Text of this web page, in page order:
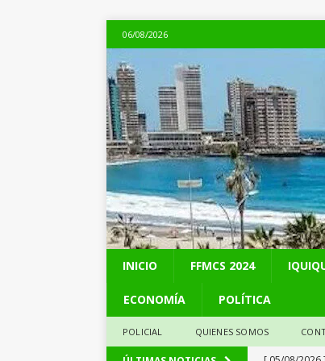
06/08/2026
INICIO FFMCS 2024
ECONOMÍA POLÍTICA
POLICIAL QUIENES SOMOS